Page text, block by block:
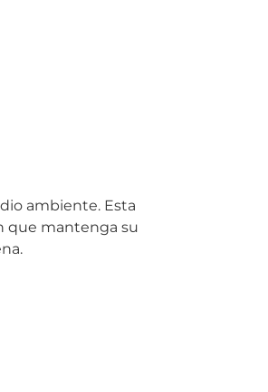
ambiente. Esta
que mantenga su